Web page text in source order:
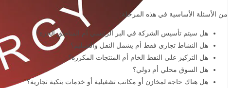
من الأسئلة الأساسية في هذه المرحلة:
هل سيتم تأسيس الشركة في البر الرئيسي أم المناطق الحرة؟
هل النشاط تجاري فقط أم يشمل النقل والتسليم؟
هل التركيز على النفط الخام أم المنتجات المكررة؟
هل السوق محلي أم دولي؟
هل هناك حاجة لمخازن أو مكاتب تشغيلية أو خدمات بنكية تجارية؟